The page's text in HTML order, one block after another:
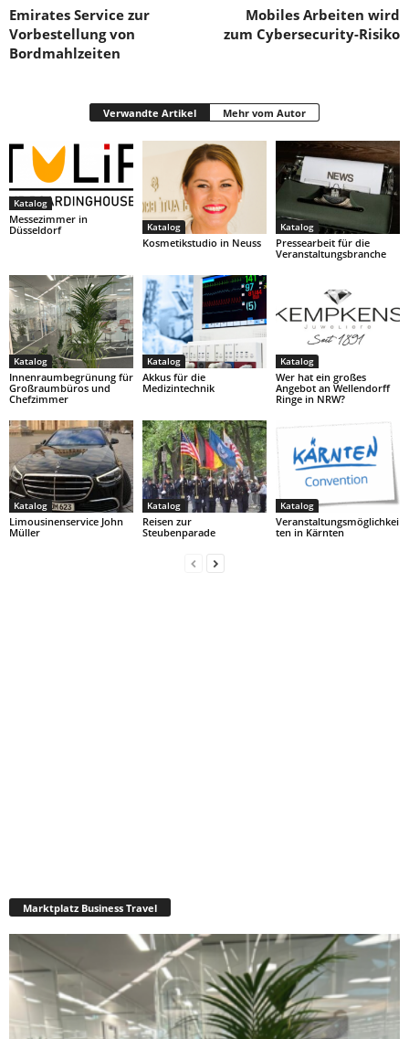
Emirates Service zur
Vorbestellung von
Bordmahlzeiten
Mobiles Arbeiten wird
zum Cybersecurity-Risiko
Verwandte Artikel Mehr vom Autor
Katalog
Messezimmer in
Düsseldorf
Katalog
Kosmetikstudio in Neuss
Katalog
Pressearbeit für die
Veranstaltungsbranche
Katalog
Innenraumbegrünung für
Großraumbüros und
Chefzimmer
Katalog
Akkus für die
Medizintechnik
Katalog
Wer hat ein großes
Angebot an Wellendorff
Ringe in NRW?
Katalog
Limousinenservice John
Müller
Katalog
Reisen zur
Steubenparade
Katalog
Veranstaltungsmöglichkei
ten in Kärnten
Marktplatz Business Travel